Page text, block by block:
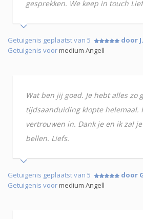
gesprekken. We keep in touch
Getuigenis geplaatst van 5
door J.
Getuigenis voormedium Angell
Wat ben jij goed. Je hebt alles zo
tijdsaanduiding klopte helemaal.
vertrouwen in. Dank je en ik zal
bellen. Liefs.
Getuigenis geplaatst van 5
door
Getuigenis voormedium Angell